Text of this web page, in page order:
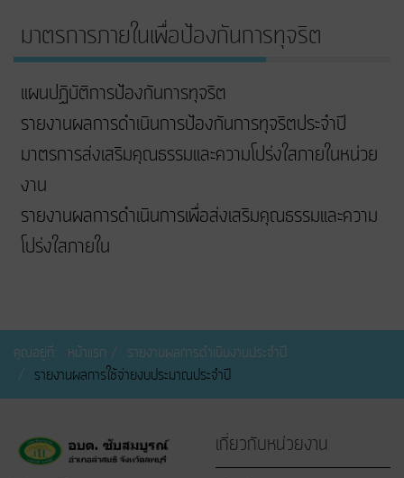
มาตรการภายในเพื่อป้องกันการทุจริต
แผนปฏิบัติการป้องกันการทุจริต
รายงานผลการดำเนินการป้องกันการทุจริตประจำปี
มาตรการส่งเสริมคุณธรรมและความโปร่งใสภายในหน่วย
งาน
รายงานผลการดำเนินการเพื่อส่งเสริมคุณธรรมและความ
โปร่งใสภายใน
คุณอยู่ที่: หน้าแรก
รายงานผลการดำเนินงานประจำปี
รายงานผลการใช้จ่ายงบประมาณประจำปี
เกี่ยวกับหน่วยงาน